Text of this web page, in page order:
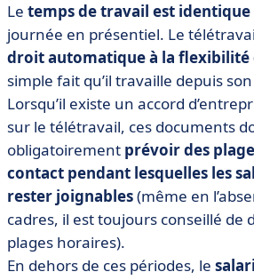
Le temps de travail est identique
journée en présentiel. Le
droit automatique à la flexibilité
simple fait qu’il travaille depuis
Lorsqu’il existe un accord
sur le télétravail, ces documents
obligatoirement prévoir des
contact pendant lesquelles les
rester joignables(même en
cadres, il est toujours conseillé de
plages horaires).
En dehors de ces périodes, le